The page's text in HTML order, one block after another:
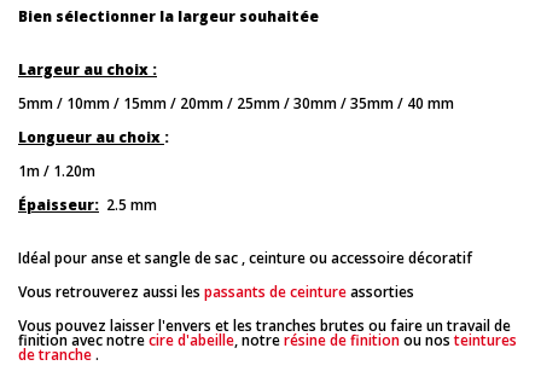
Bien sélectionner la largeur souhaitée
Largeur au choix :
5mm / 10mm / 15mm / 20mm / 25mm / 30mm / 35mm / 40 mm
Longueur au choix :
1m / 1.20m
Épaisseur: 2.5 mm
Idéal pour anse et sangle de sac , ceinture ou accessoire décoratif
Vous retrouverez aussi les passants de ceintureassorties
Vous pouvez laisser l'envers et les tranches brutes ou faire un travail de
finition avec notrecire d'abeille, notrerésine de finitionou nosteintures
de tranche.